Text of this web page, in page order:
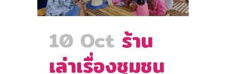
10 Oct ร้าน
เล่าเรื่องชุมชน